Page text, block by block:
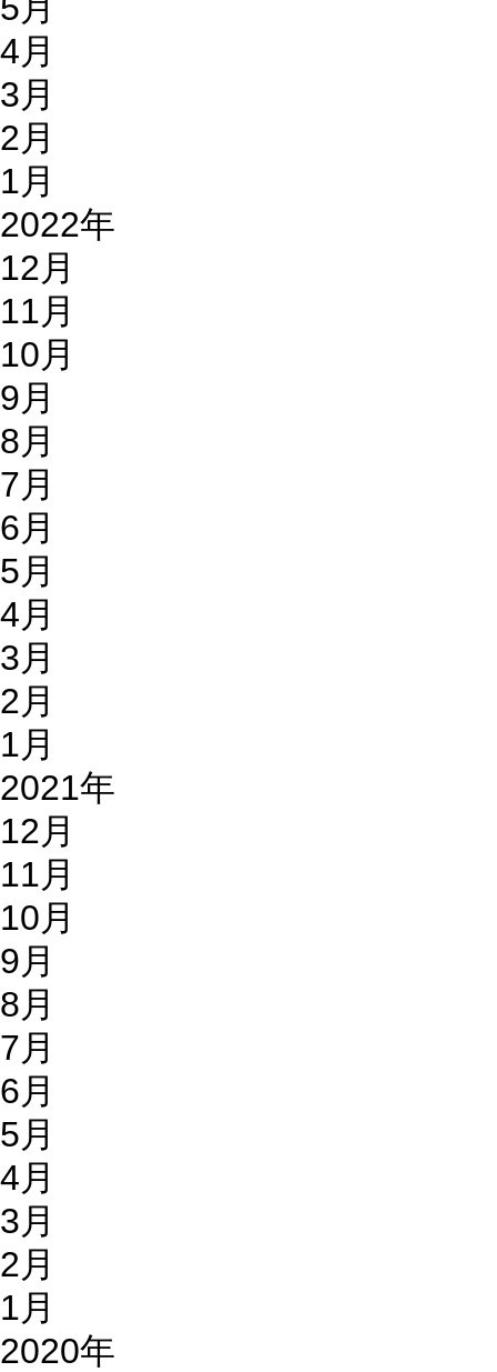
4月
3月
2月
1月
2022年
12月
11月
10月
9月
8月
7月
6月
5月
4月
3月
2月
1月
2021年
12月
11月
10月
9月
8月
7月
6月
5月
4月
3月
2月
1月
2020年